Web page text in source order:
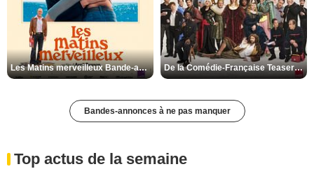
Les Matins merveilleux Bande-annonce VF De la Comédie-Française Teaser VF
Bandes-annonces à ne pas manquer
Top actus de la semaine